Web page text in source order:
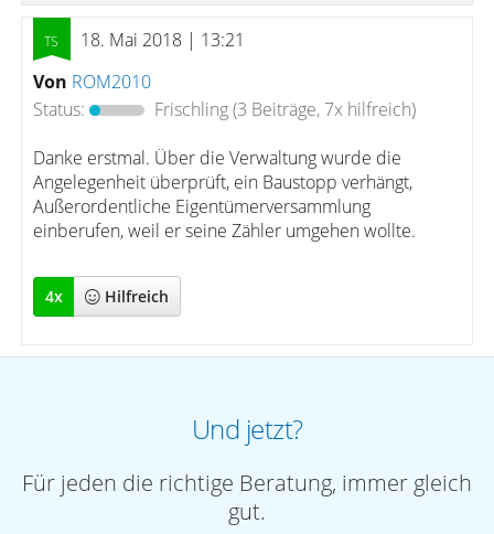
18. Mai 2018 | 13:21
Von ROM2010
Status:
Frischling(3 Beiträge, 7x hilfreich)
Danke erstmal. Über die Verwaltung wurde die
Angelegenheit überprüft, ein Baustopp verhängt,
Außerordentliche Eigentümerversammlung
einberufen, weil er seine Zähler umgehen wollte.
4x Hilfreich
Und jetzt?
Für jeden die richtige Beratung, immer gleich
gut.